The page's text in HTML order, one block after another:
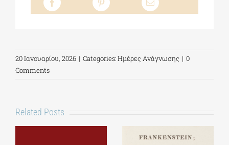
20 Ιανουαρίου, 2026 | Categories:Ημέρες Ανάγνωσης | 0
Comments
Related Posts